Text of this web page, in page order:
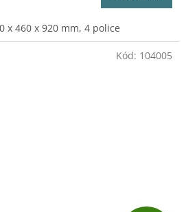
M
O
x 460 x 920 mm, 4 police
Kód: 104005